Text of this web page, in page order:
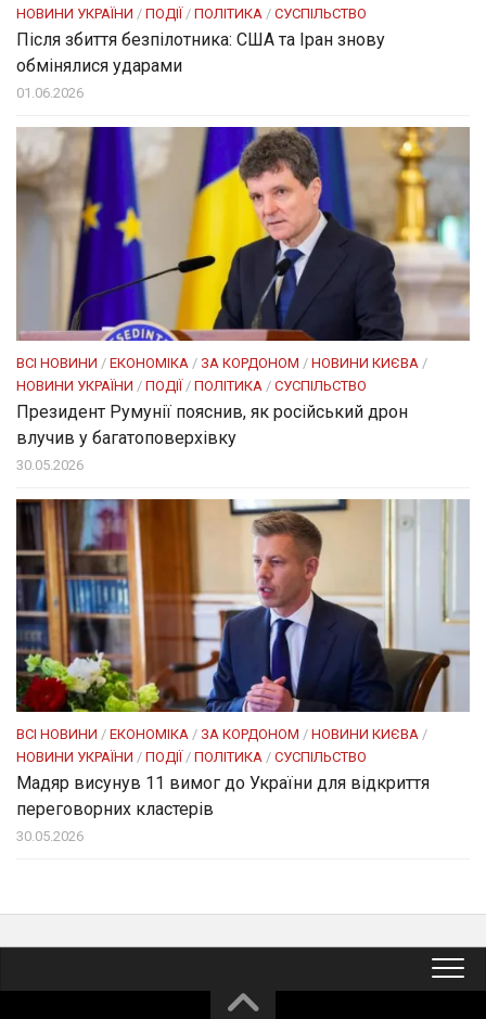
НОВИНИ УКРАЇНИ / ПОДІЇ/ ПОЛІТИКА / СУСПІЛЬСТВО
Після збиття безпілотника: США та Іран знову
обмінялися ударами
01.06.2026
ВСІ НОВИНИ / ЕКОНОМІКА / ЗА КОРДОНОМ / НОВИНИ КИЄВА /
НОВИНИ УКРАЇНИ / ПОДІЇ/ ПОЛІТИКА / СУСПІЛЬСТВО
Президент Румунії пояснив, як російський дрон
влучив у багатоповерхівку
30.05.2026
ВСІ НОВИНИ / ЕКОНОМІКА / ЗА КОРДОНОМ / НОВИНИ КИЄВА /
НОВИНИ УКРАЇНИ / ПОДІЇ / ПОЛІТИКА / СУСПІЛЬСТВО
Мадяр висунув 11 вимог до України для відкриття
переговорних кластерів
30.05.2026